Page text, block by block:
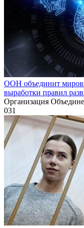
ООН объединит
выработки правил
Организация
031